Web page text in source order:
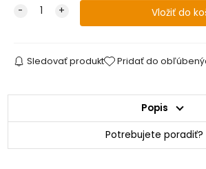
Sledovať produkt Pridať do
Popis
Potrebujete poradiť?